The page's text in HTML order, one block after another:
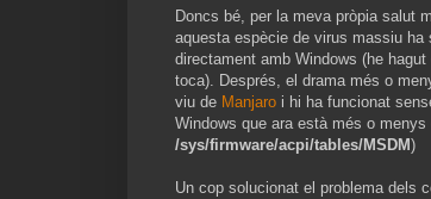
Doncs bé, per la meva pròpia salut
aquesta espècie de virus massiu ha
directament amb Windows (he
toca). Després, el drama més o
viu de Manjaro i hi ha funcionat
Windows que ara està més o
/sys/firmware/acpi/tables/MSDM)
Un cop solucionat el problema dels